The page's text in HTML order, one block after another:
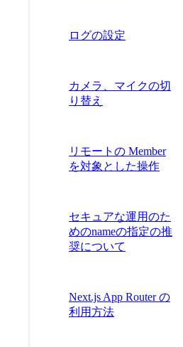
ログの設定
カメラ、マイクの切
り替え
リモートの Member
を対象とした操作
セキュアな運用のた
めのnameの指定の推
奨について
Next.js App Router の
利用方法